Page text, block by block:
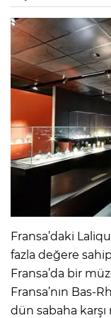
Fransa’daki
fazla değere
Fransa’da bir
Fransa’nın Bas-
dün sabaha karşı